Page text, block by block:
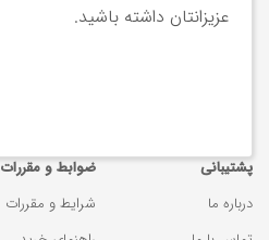
عزیزانتان داشته باشید.
پشتیبانی
درباره ما
ضوابط و مقررات
شرایط و مقررات